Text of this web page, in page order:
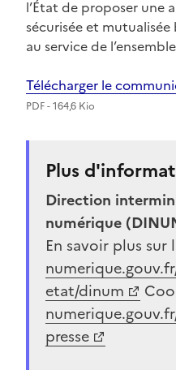
l’État de proposer une
sécurisée et
au service de
Télécharger le
PDF - 164,6 Kio
Plus
Direction
numérique
En savoir plus sur
(Ouvre une
etat/dinum
(Ouvre une
presse